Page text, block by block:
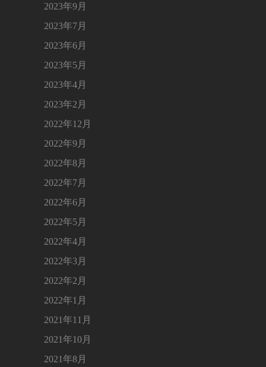
2023年9月
2023年7月
2023年6月
2023年5月
2023年4月
2023年2月
2022年12月
2022年9月
2022年8月
2022年7月
2022年6月
2022年5月
2022年4月
2022年3月
2022年2月
2022年1月
2021年11月
2021年10月
2021年8月